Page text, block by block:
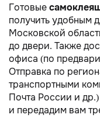
Готовые
получить удобным
Московской
до двери. Также
офиса (по
Отправка по
транспортными
Почта России и
и передадим вам